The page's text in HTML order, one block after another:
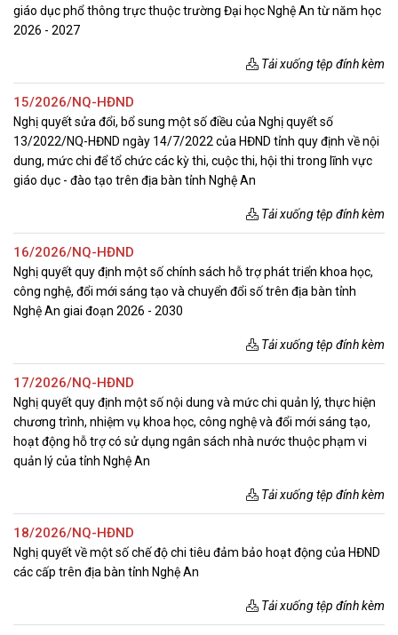
giáo dục phổ thông trực thuộc trường Đại học Nghệ An từ năm học
2026 - 2027
Tải xuống tệp đính kèm
15/2026/NQ-HĐND
Nghị quyết sửa đổi, bổ sung một số điều của Nghị quyết số
13/2022/NQ-HĐND ngày 14/7/2022 của HĐND tỉnh quy định về nội
dung, mức chi để tổ chức các kỳ thi, cuộc thi, hội thi trong lĩnh vực
giáo dục - đào tạo trên địa bàn tỉnh Nghệ An
Tải xuống tệp đính kèm
16/2026/NQ-HĐND
Nghị quyết quy định một số chính sách hỗ trợ phát triển khoa học,
công nghệ, đổi mới sáng tạo và chuyển đổi số trên địa bàn tỉnh
Nghệ An giai đoạn 2026 - 2030
Tải xuống tệp đính kèm
17/2026/NQ-HĐND
Nghị quyết quy định một số nội dung và mức chi quản lý, thực hiện
chương trình, nhiệm vụ khoa học, công nghệ và đổi mới sáng tạo,
hoạt động hỗ trợ có sử dụng ngân sách nhà nước thuộc phạm vi
quản lý của tỉnh Nghệ An
Tải xuống tệp đính kèm
18/2026/NQ-HĐND
Nghị quyết về một số chế độ chi tiêu đảm bảo hoạt động của HĐND
các cấp trên địa bàn tỉnh Nghệ An
Tải xuống tệp đính kèm